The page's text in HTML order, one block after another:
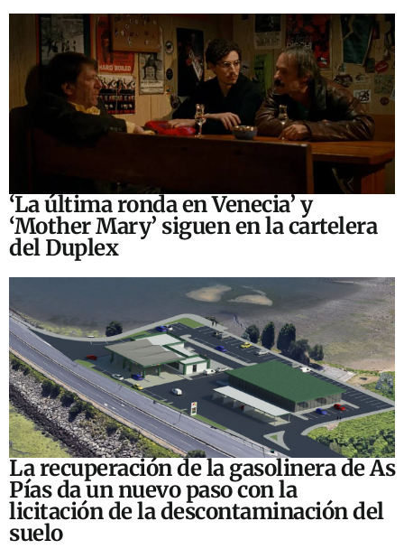
‘La última ronda en Venecia’ y
‘Mother Mary’ siguen en la cartelera
del Duplex
La recuperación de la gasolinera de As
Pías da un nuevo paso con la
licitación de la descontaminación del
suelo